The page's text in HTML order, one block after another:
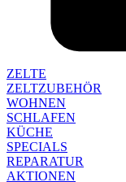
ZELTE
ZELTZUBEHÖR
WOHNEN
SCHLAFEN
KÜCHE
SPECIALS
REPARATUR
AKTIONEN